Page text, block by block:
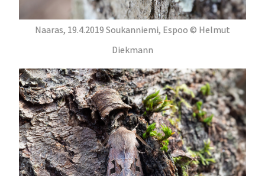
Naaras, 19.4.2019 Soukanniemi, Espoo © Helmut
Diekmann